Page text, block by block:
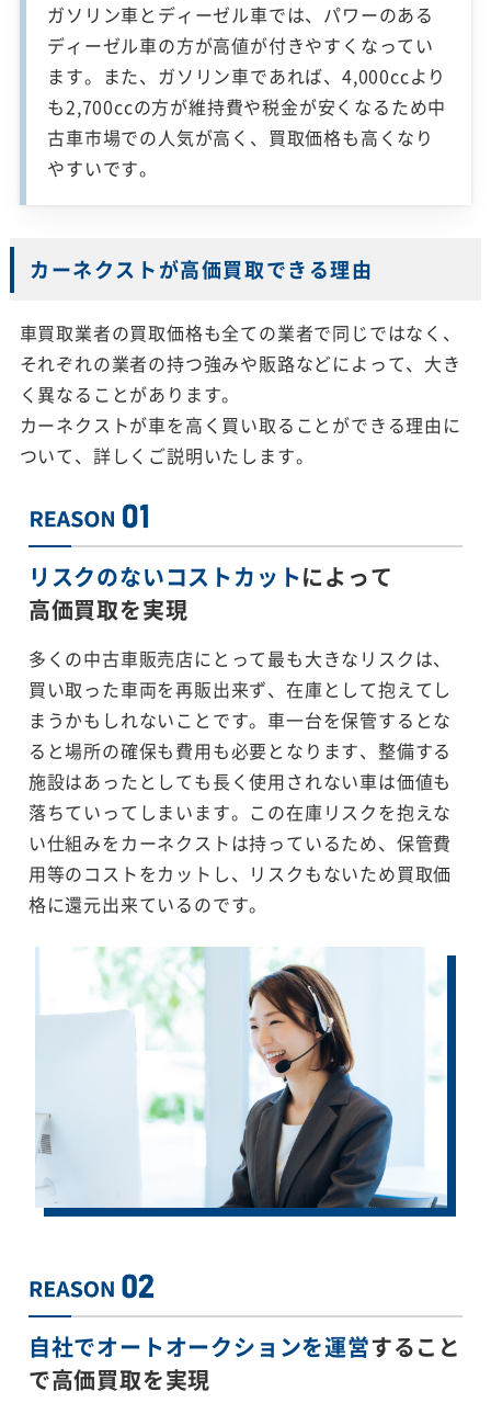
ガソリン車とディーゼル車では、パワーのある
ディーゼル車の方が高値が付きやすくなってい
ます。また、ガソリン車であれば、4,000ccより
も2,700ccの方が維持費や税金が安くなるため中
古車市場での人気が高く、買取価格も高くなり
やすいです。
カーネクストが高価買取できる理由
車買取業者の買取価格も全ての業者で同じではなく、
それぞれの業者の持つ強みや販路などによって、大き
く異なることがあります。
カーネクストが車を高く買い取ることができる理由に
ついて、詳しくご説明いたします。
リスクのないコストカットによって
高価買取を実現
多くの中古車販売店にとって最も大きなリスクは、
買い取った車両を再販出来ず、在庫として抱えてし
まうかもしれないことです。車一台を保管するとな
ると場所の確保も費用も必要となります、整備する
施設はあったとしても長く使用されない車は価値も
落ちていってしまいます。この在庫リスクを抱えな
い仕組みをカーネクストは持っているため、保管費
用等のコストをカットし、リスクもないため買取価
格に還元出来ているのです。
自社でオートオークションを運営すること
で高価買取を実現